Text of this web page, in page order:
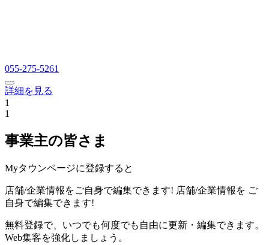
055-275-5261
詳細を見る
1
1
事業主の皆さま
Myタウンページに登録すると
店舗/企業情報をご自身で編集できます! 店舗/企業情報を ご
自身で編集できます!
無料登録で、いつでも何度でも自由に更新・編集できます。
Web集客を強化しましょう。